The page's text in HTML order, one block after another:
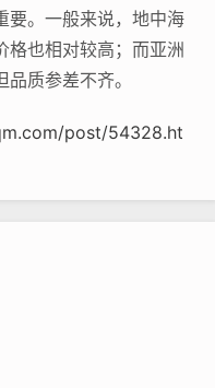
要。一般来说，地中海
格也相对较高；而亚洲
质参差不齐。
post/54328.ht